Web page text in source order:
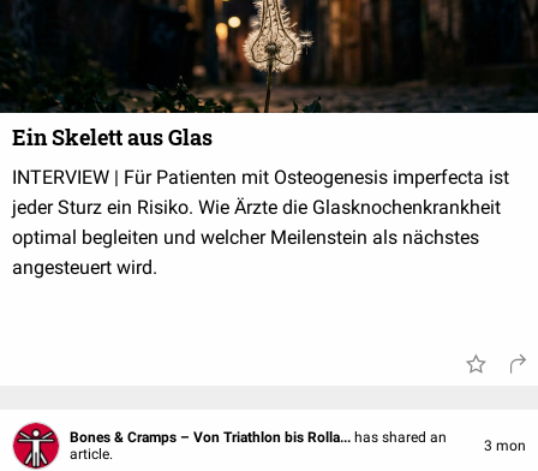
Ein Skelett aus Glas
INTERVIEW | Für Patienten mit Osteogenesis imperfecta ist
jeder Sturz ein Risiko. Wie Ärzte die Glasknochenkrankheit
optimal begleiten und welcher Meilenstein als nächstes
angesteuert wird.
Bones & Cramps – Von Triathlon bis Rolla... has shared an
article.
3 mon